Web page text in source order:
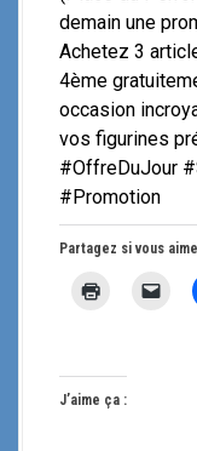
demain une
Achetez 3
4ème
occasion
vos figurines
#OffreDuJour
#Promotion
Partagez si vous
J’aime ça :